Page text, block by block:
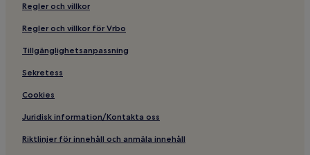
Regler och villkor
Regler och villkor för Vrbo
Tillgänglighetsanpassning
Sekretess
Cookies
Juridisk information/Kontakta oss
Riktlinjer för innehåll och anmäla innehåll